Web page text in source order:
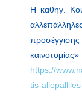
Η καθηγ.
καινοτομίας»
https://
tis-